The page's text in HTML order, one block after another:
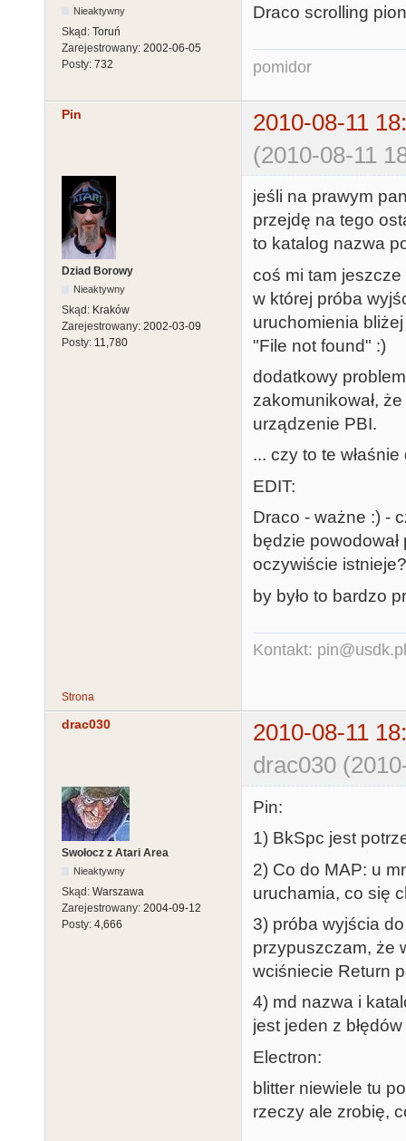
Nieaktywny
Skąd: Toruń
Zarejestrowany: 2002-06-05
Posty: 732
Draco scrolling
pomidor
Pin
2010-08-11
(2010-08-11
Dziad Borowy
Nieaktywny
Skąd: Kraków
Zarejestrowany: 2002-03-09
Posty: 11,780
jeśli na prawym
przejdę na tego
to katalog nazwa
coś mi tam jeszcze
w której próba
uruchomienia
"File not found" :)
dodatkowy
zakomunikował,
urządzenie PBI.
... czy to te
EDIT:
Draco - ważne :) -
będzie
oczywiście
by było to bardzo
Kontakt: pin@usdk.pl
Strona
drac030
2010-08-11
drac030
Swołocz z Atari Area
Nieaktywny
Skąd: Warszawa
Zarejestrowany: 2004-09-12
Posty: 4,666
Pin:
1) BkSpc jest
2) Co do MAP: u
uruchamia, co się
3) próba wyjścia
przypuszczam, że
wciśniecie Return
4) md nazwa i
jest jeden z
Electron:
blitter niewiele tu
rzeczy ale zrobię,